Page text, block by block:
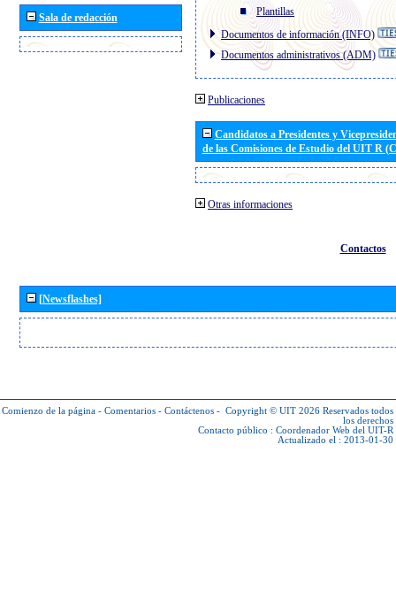
Sala de redacción
Plantillas
Documentos de información (INFO)
Documentos administrativos (ADM)
Publicaciones
Candidatos a Presidentes y
de las Comisiones de Estudio del UIT R
Otras informaciones
Contactos
[Newsflashes]
Comienzo de la página - Comentarios - Contáctenos - Copyright © UIT 2026 Reservados todos
los derechos
Contacto público : Coordenador Web del UIT-R
Actualizado el : 2013-01-30